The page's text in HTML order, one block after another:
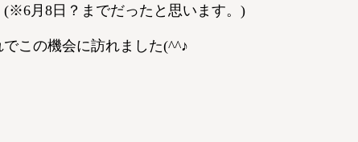
月8日？までだったと思います。)
この機会に訪れました(^^♪